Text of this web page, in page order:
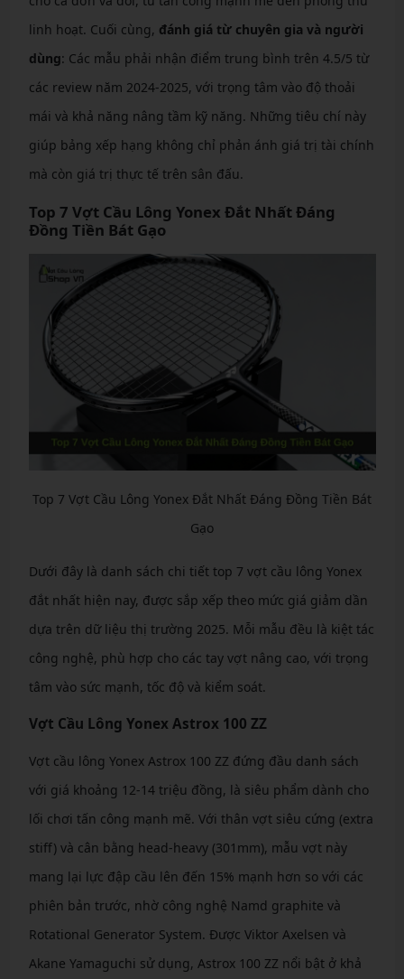
linh hoạt. Cuối cùng, đánh giá từ chuyên gia và người
dùng: Các mẫu phải nhận điểm trung bình trên 4.5/5 từ
các review năm 2024-2025, với trọng tâm vào độ thoải
mái và khả năng nâng tầm kỹ năng. Những tiêu chí này
giúp bảng xếp hạng không chỉ phản ánh giá trị tài chính
mà còn giá trị thực tế trên sân đấu.
Top 7 Vợt Cầu Lông Yonex Đắt Nhất Đáng
Đồng Tiền Bát Gạo
Top 7 Vợt Cầu Lông Yonex Đắt Nhất Đáng Đồng Tiền Bát
Gạo
Dưới đây là danh sách chi tiết top 7 vợt cầu lông Yonex
đắt nhất hiện nay, được sắp xếp theo mức giá giảm dần
dựa trên dữ liệu thị trường 2025. Mỗi mẫu đều là kiệt tác
công nghệ, phù hợp cho các tay vợt nâng cao, với trọng
tâm vào sức mạnh, tốc độ và kiểm soát.
Vợt Cầu Lông Yonex Astrox 100 ZZ
Vợt cầu lông Yonex Astrox 100 ZZ đứng đầu danh sách
với giá khoảng 12-14 triệu đồng, là siêu phẩm dành cho
lối chơi tấn công mạnh mẽ. Với thân vợt siêu cứng (extra
stiff) và cân bằng head-heavy (301mm), mẫu vợt này
mang lại lực đập cầu lên đến 15% mạnh hơn so với các
phiên bản trước, nhờ công nghệ Namd graphite và
Rotational Generator System. Được Viktor Axelsen và
Akane Yamaguchi sử dụng, Astrox 100 ZZ nổi bật ở khả